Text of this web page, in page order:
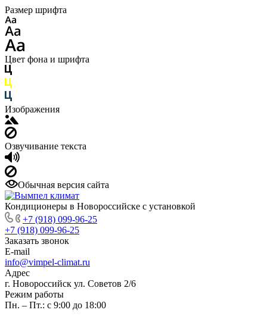
Размер шрифта
Цвет фона и шрифта
Изображения
Озвучивание текста
Обычная версия сайта
Кондиционеры в Новороссийске с установкой
+7 (918) 099-96-25
+7 (918) 099-96-25
Заказать звонок
E-mail
info@vimpel-climat.ru
Адрес
г. Новороссийск ул. Советов 2/6
Режим работы
Пн. – Пт.: с 9:00 до 18:00